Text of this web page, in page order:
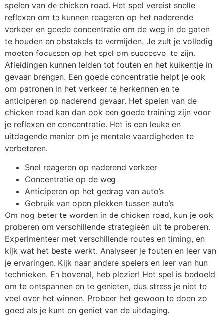
spelen van de chicken road. Het spel vereist snelle
reflexen om te kunnen reageren op het naderende
verkeer en goede concentratie om de weg in de gaten
te houden en obstakels te vermijden. Je zult je volledig
moeten focussen op het spel om succesvol te zijn.
Afleidingen kunnen leiden tot fouten en het kuikentje in
gevaar brengen. Een goede concentratie helpt je ook
om patronen in het verkeer te herkennen en te
anticiperen op naderend gevaar. Het spelen van de
chicken road kan dan ook een goede training zijn voor
je reflexen en concentratie. Het is een leuke en
uitdagende manier om je mentale vaardigheden te
verbeteren.
Snel reageren op naderend verkeer
Concentratie op de weg
Anticiperen op het gedrag van auto’s
Gebruik van open plekken tussen auto’s
Om nog beter te worden in de chicken road, kun je ook
proberen om verschillende strategieën uit te proberen.
Experimenteer met verschillende routes en timing, en
kijk wat het beste werkt. Analyseer je fouten en leer van
je ervaringen. Kijk naar andere spelers en leer van hun
technieken. En bovenal, heb plezier! Het spel is bedoeld
om te ontspannen en te genieten, dus stress je niet te
veel over het winnen. Probeer het gewoon te doen zo
goed als je kunt en geniet van de uitdaging.